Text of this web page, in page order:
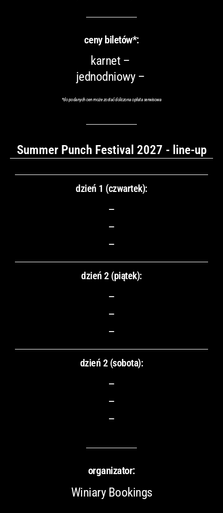
ceny biletów*:
karnet –
jednodniowy –
*do podanych cen może zostać doliczona opłata serwisowa
Summer Punch Festival 2027 - line-up
dzień 1 (czwartek):
–
–
–
dzień 2 (piątek):
–
–
–
dzień 2 (sobota):
–
–
–
organizator:
Winiary Bookings